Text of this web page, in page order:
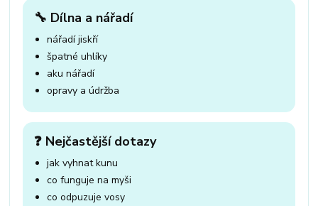
🔧 Dílna a nářadí
nářadí jiskří
špatné uhlíky
aku nářadí
opravy a údržba
❓ Nejčastější dotazy
jak vyhnat kunu
co funguje na myši
co odpuzuje vosy